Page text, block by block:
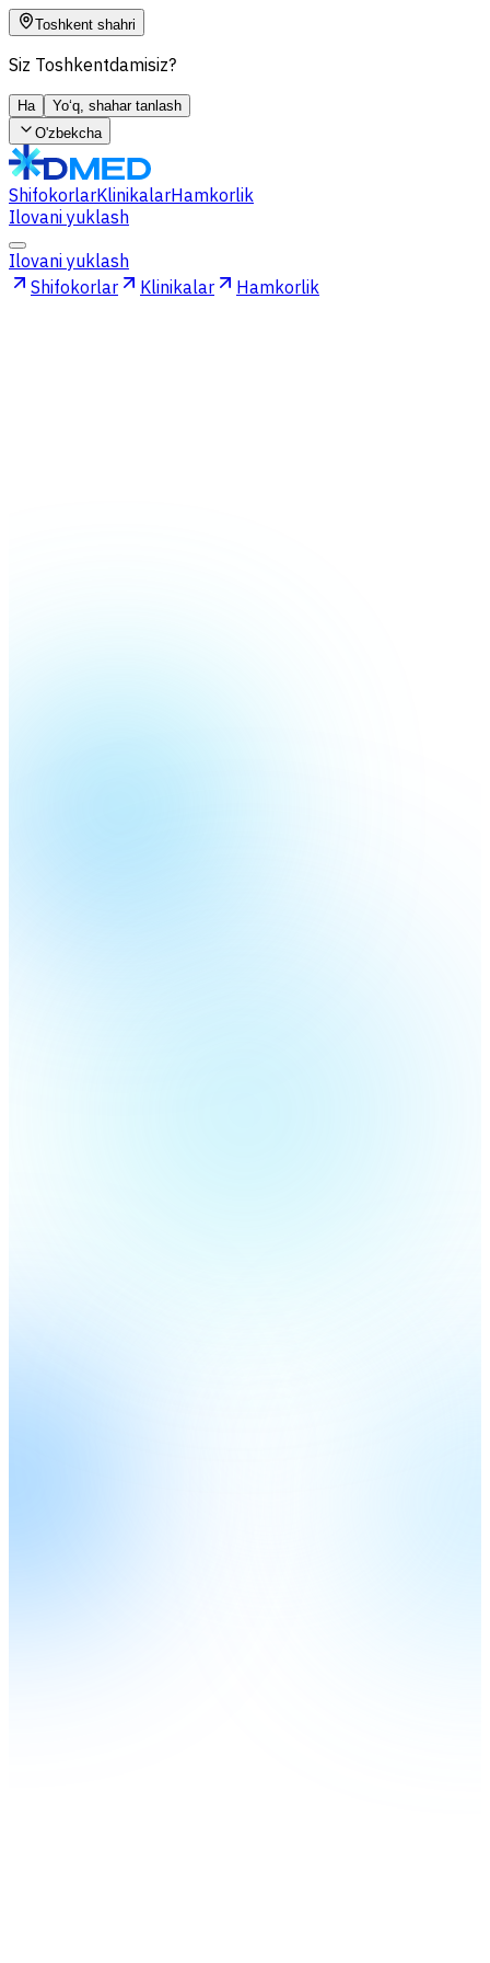
Toshkent shahri
Siz Toshkentdamisiz?
Ha
Yo‘q, shahar tanlash
O'zbekcha
ShifokorlarKlinikalarHamkorlik
Ilovani yuklash
Ilovani yuklash
Shifokorlar
Klinikalar Hamkorlik